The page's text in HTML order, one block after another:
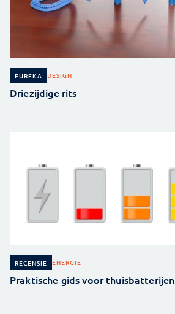
EUREKA DESIGN
Driezijdige rits
RECENSIE ENERGIE
Praktische gids voor thuisbatterijen